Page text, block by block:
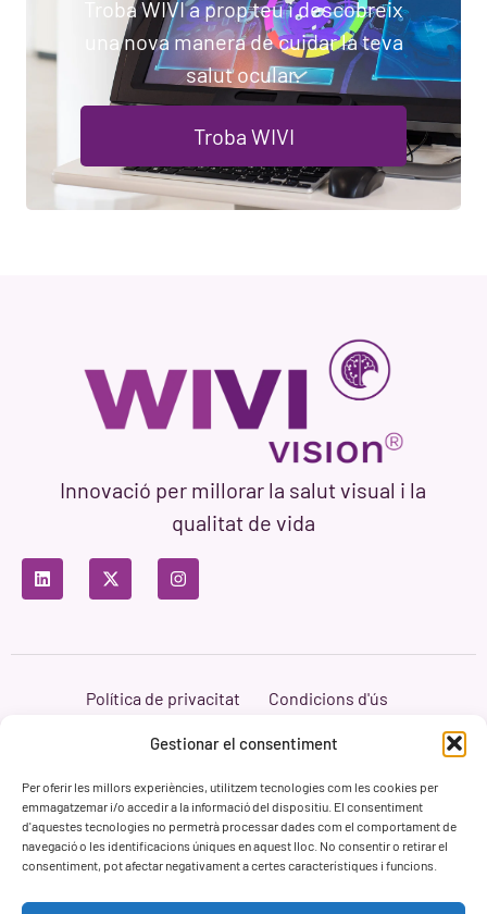
Gestionar el consentiment
Per oferir les millors experiències, utilitzem tecnologies com les cookies per
emmagatzemar i/o accedir a la informació del dispositiu. El consentiment
d'aquestes tecnologies no permetrà processar dades com el comportament de
navegació o les identificacions úniques en aquest lloc. No consentir o retirar el
consentiment, pot afectar negativament a certes característiques i funcions.
Troba WIVI a prop teu i descobreix
una nova manera de cuidar la teva
salut ocular.
Troba WIVI
Innovació per millorar la salut visual i la
qualitat de vida
Política de privacitat
Condicions d'ús
Branding i Web ASH Proyectos Creativos